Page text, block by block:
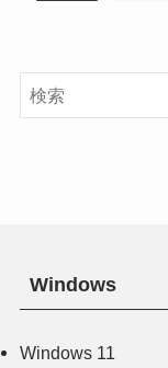
Windows
Windows 11